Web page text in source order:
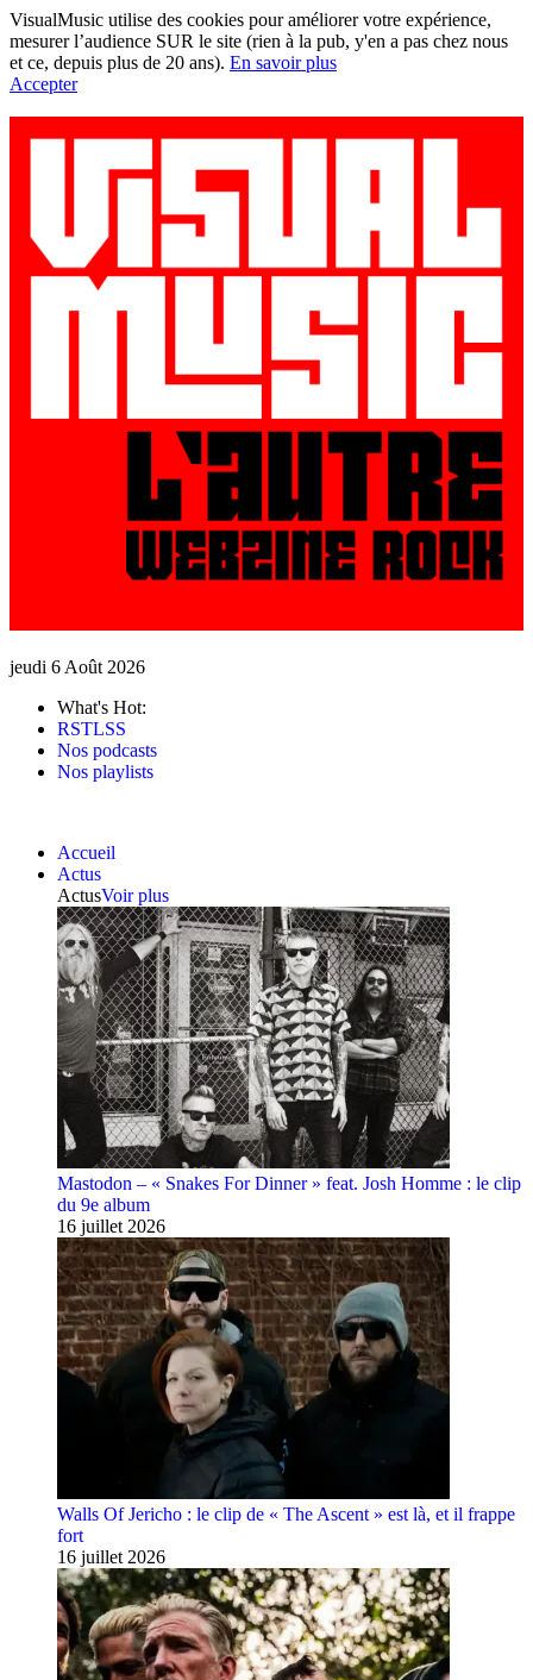
VisualMusic utilise des cookies pour améliorer votre expérience,
mesurer l’audience SUR le site (rien à la pub, y'en a pas chez nous
et ce, depuis plus de 20 ans). En savoir plus
Accepter
jeudi 6 Août 2026
What's Hot:
RSTLSS
Nos podcasts
Nos playlists
Accueil
Actus
ActusVoir plus
Mastodon – « Snakes For Dinner » feat. Josh Homme : le clip
du 9e album
16 juillet 2026
Walls Of Jericho : le clip de « The Ascent » est là, et il frappe
fort
16 juillet 2026